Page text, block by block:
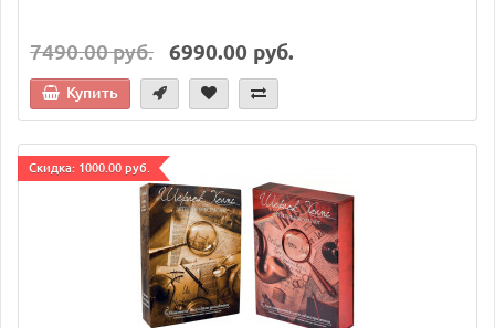
7490.00 руб. 6990.00 руб.
Купить
Cкидка: 1000.00 руб.